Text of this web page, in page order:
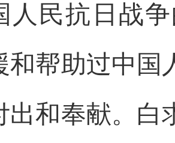
人民抗日战
和帮助过中国
出和奉献。白